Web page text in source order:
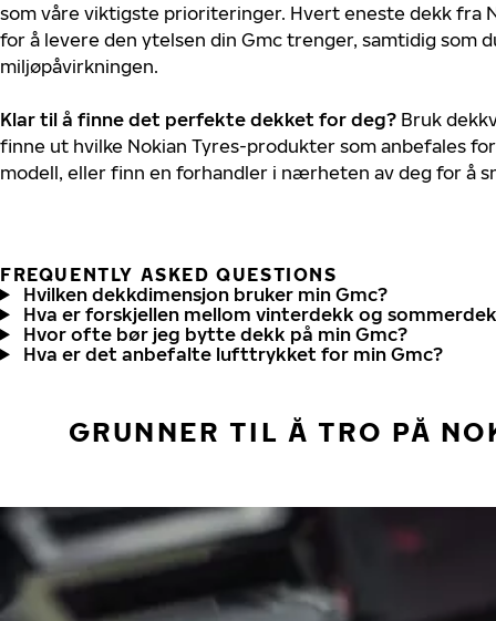
som våre viktigste prioriteringer. Hvert eneste dekk fra
for å levere den ytelsen din Gmc trenger, samtidig som
miljøpåvirkningen.
Klar til å finne det perfekte dekket for deg? Bruk
finne ut hvilke Nokian Tyres-produkter som anbefales
modell, eller finn en forhandler i nærheten av deg for å
FREQUENTLY ASKED QUESTIONS
Hvilken dekkdimensjon bruker min Gmc?
Hva er forskjellen mellom vinterdekk og
Hvor ofte bør jeg bytte dekk på min Gmc?
Hva er det anbefalte lufttrykket for min Gmc?
GRUNNER TIL Å TRO PÅ